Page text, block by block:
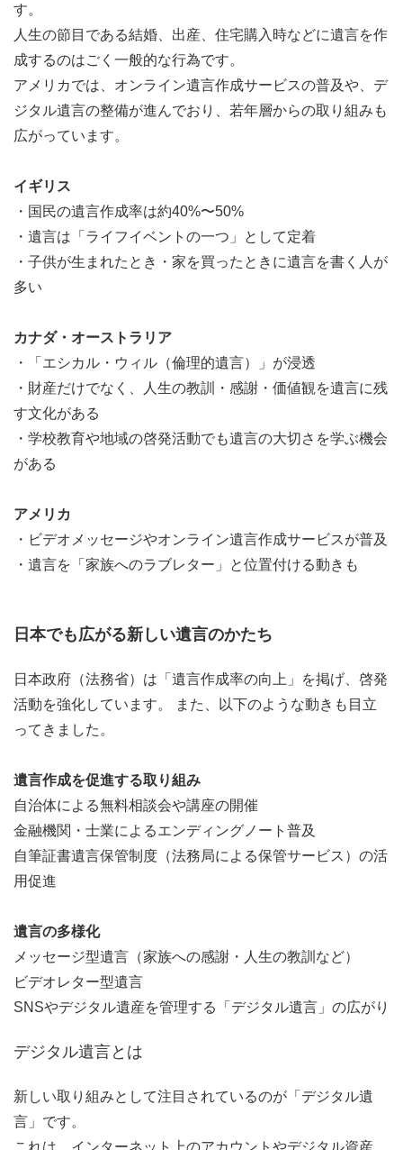
す。
人生の節目である結婚、出産、住宅購入時などに遺言を作
成するのはごく一般的な行為です。
アメリカでは、オンライン遺言作成サービスの普及や、デ
ジタル遺言の整備が進んでおり、若年層からの取り組みも
広がっています。
イギリス
・国民の遺言作成率は約40%〜50%
・遺言は「ライフイベントの一つ」として定着
・子供が生まれたとき・家を買ったときに遺言を書く人が
多い
カナダ・オーストラリア
・「エシカル・ウィル（倫理的遺言）」が浸透
・財産だけでなく、人生の教訓・感謝・価値観を遺言に残
す文化がある
・学校教育や地域の啓発活動でも遺言の大切さを学ぶ機会
がある
アメリカ
・ビデオメッセージやオンライン遺言作成サービスが普及
・遺言を「家族へのラブレター」と位置付ける動きも
日本でも広がる新しい遺言のかたち
日本政府（法務省）は「遺言作成率の向上」を掲げ、啓発
活動を強化しています。 また、以下のような動きも目立
ってきました。
遺言作成を促進する取り組み
自治体による無料相談会や講座の開催
金融機関・士業によるエンディングノート普及
自筆証書遺言保管制度（法務局による保管サービス）の活
用促進
遺言の多様化
メッセージ型遺言（家族への感謝・人生の教訓など）
ビデオレター型遺言
SNSやデジタル遺産を管理する「デジタル遺言」の広がり
デジタル遺言とは
新しい取り組みとして注目されているのが「デジタル遺
言」です。
これは、インターネット上のアカウントやデジタル資産